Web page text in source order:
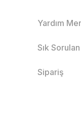
Yardım
Sık
Sipariş